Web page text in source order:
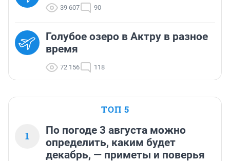
39 607 90
Голубое озеро в Актру в разное
время
72 156 118
ТОП 5
1
По погоде 3 августа можно
определить, каким будет
декабрь, — приметы и поверья